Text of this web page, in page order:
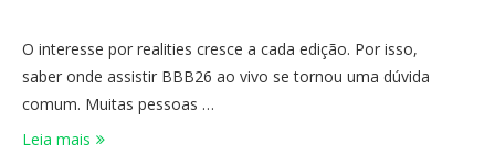
O interesse por realities cresce a cada edição. Por isso,
saber onde assistir BBB26 ao vivo se tornou uma dúvida
comum. Muitas pessoas …
Leia mais